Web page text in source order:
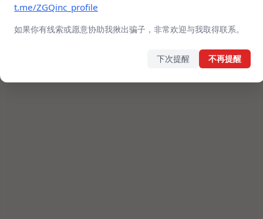
t.me/ZGQinc_profile
如果你有线索或愿意协助我揪出骗子，非常欢迎与我取得联系。
下次提醒 不再提醒